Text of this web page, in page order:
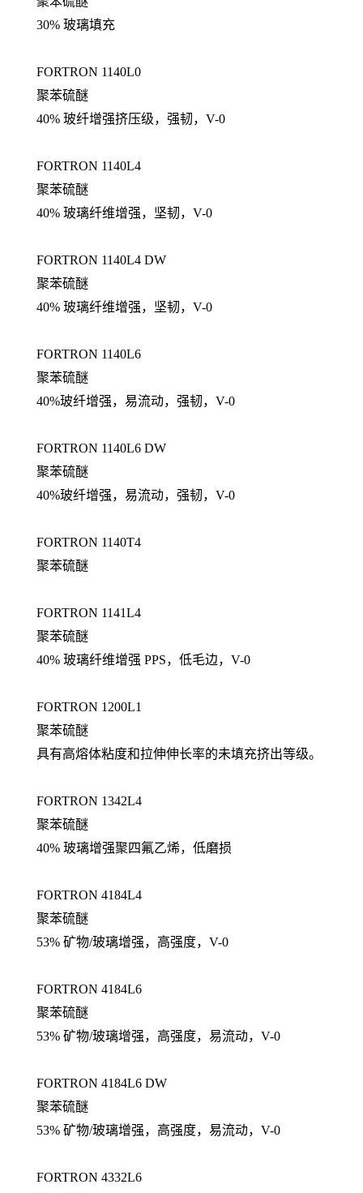
30% 玻璃填充
FORTRON 1140L0
聚苯硫醚
40% 玻纤增强挤压级，强韧，V-0
FORTRON 1140L4
聚苯硫醚
40% 玻璃纤维增强，坚韧，V-0
FORTRON 1140L4 DW
聚苯硫醚
40% 玻璃纤维增强，坚韧，V-0
FORTRON 1140L6
聚苯硫醚
40%玻纤增强，易流动，强韧，V-0
FORTRON 1140L6 DW
聚苯硫醚
40%玻纤增强，易流动，强韧，V-0
FORTRON 1140T4
聚苯硫醚
FORTRON 1141L4
聚苯硫醚
40% 玻璃纤维增强 PPS，低毛边，V-0
FORTRON 1200L1
聚苯硫醚
具有高熔体粘度和拉伸伸长率的未填充挤出等级。
FORTRON 1342L4
聚苯硫醚
40% 玻璃增强聚四氟乙烯，低磨损
FORTRON 4184L4
聚苯硫醚
53% 矿物/玻璃增强，高强度，V-0
FORTRON 4184L6
聚苯硫醚
53% 矿物/玻璃增强，高强度，易流动，V-0
FORTRON 4184L6 DW
聚苯硫醚
53% 矿物/玻璃增强，高强度，易流动，V-0
FORTRON 4332L6